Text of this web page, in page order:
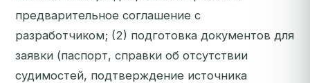
предварительное соглашение с
разработчиком; (2) подготовка документов для
заявки (паспорт, справки об отсутствии
судимостей, подтверждение источника